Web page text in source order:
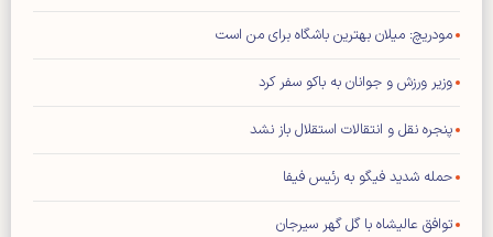
مودریچ: میلان بهترین باشگاه برای من است
وزیر ورزش و جوانان به باکو سفر کرد
پنجره نقل و انتقالات استقلال باز نشد
حمله شدید فیگو به رئیس فیفا
توافق عالیشاه با گل گهر سیرجان